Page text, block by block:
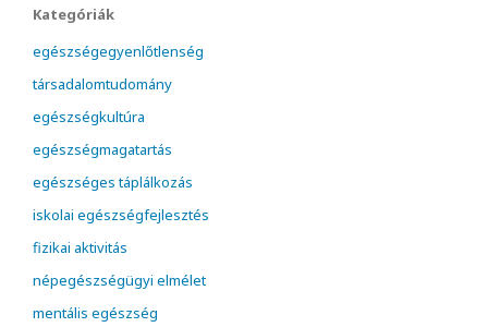
Kategóriák
egészségegyenlőtlenség
társadalomtudomány
egészségkultúra
egészségmagatartás
egészséges táplálkozás
iskolai egészségfejlesztés
fizikai aktivitás
népegészségügyi elmélet
mentális egészség